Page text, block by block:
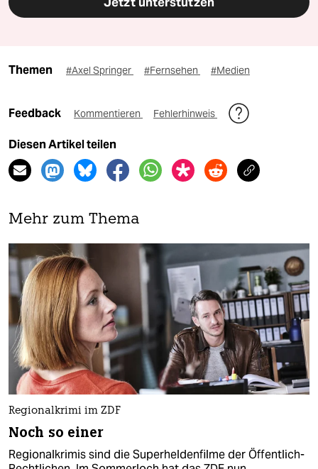
Themen #Axel Springer #Fernsehen #Medien
Feedback Kommentieren Fehlerhinweis
Diesen Artikel teilen
Mehr zum Thema
Regionalkrimi im ZDF
Noch so einer
Regionalkrimis sind die Superheldenfilme der Öffentlich-